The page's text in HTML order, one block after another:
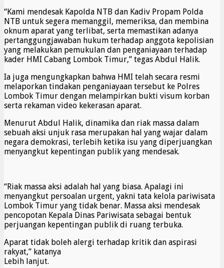
“Kami mendesak Kapolda NTB dan Kadiv Propam Polda
NTB untuk segera memanggil, memeriksa, dan membina
oknum aparat yang terlibat, serta memastikan adanya
pertanggungjawaban hukum terhadap anggota kepolisian
yang melakukan pemukulan dan penganiayaan terhadap
kader HMI Cabang Lombok Timur,” tegas Abdul Halik.
Ia juga mengungkapkan bahwa HMI telah secara resmi
melaporkan tindakan penganiayaan tersebut ke Polres
Lombok Timur dengan melampirkan bukti visum korban
serta rekaman video kekerasan aparat.
Menurut Abdul Halik, dinamika dan riak massa dalam
sebuah aksi unjuk rasa merupakan hal yang wajar dalam
negara demokrasi, terlebih ketika isu yang diperjuangkan
menyangkut kepentingan publik yang mendesak.
“Riak massa aksi adalah hal yang biasa. Apalagi ini
menyangkut persoalan urgent, yakni tata kelola pariwisata
Lombok Timur yang tidak benar. Massa aksi mendesak
pencopotan Kepala Dinas Pariwisata sebagai bentuk
perjuangan kepentingan publik di ruang terbuka.
Aparat tidak boleh alergi terhadap kritik dan aspirasi
rakyat,” katanya
Lebih lanjut.